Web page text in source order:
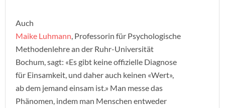
Auch
Maike Luhmann, Professorin für Psychologische
Methodenlehre an der Ruhr-Universität
Bochum, sagt: «Es gibt keine offizielle Diagnose
für Einsamkeit, und daher auch keinen «Wert»,
ab dem jemand einsam ist.» Man messe das
Phänomen, indem man Menschen entweder